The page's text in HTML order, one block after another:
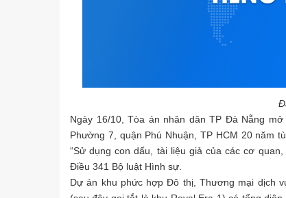
Ngày 16/10, Tòa án nhân dân TP Đà Nẵng
Phường 7, quận Phú Nhuận, TP HCM 20 năm
“Sử dụng con dấu, tài liệu giả của các cơ
Điều 341 Bộ luật Hình sự.
Dự án khu phức hợp Đô thị, Thương mại dịch